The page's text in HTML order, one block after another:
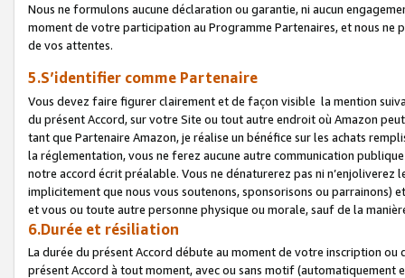
Nous ne formulons aucune déclaration ou garantie, ni aucun
moment de votre participation au Programme Partenaires, et nous
de vos attentes.
5.S’identifier comme Partenaire
Vous devez faire figurer clairement et de façon visible la mention
du présent Accord, sur votre Site ou tout autre endroit où Amazon
tant que Partenaire Amazon, je réalise un bénéfice sur les achats
la réglementation, vous ne ferez aucune autre communication
notre accord écrit préalable. Vous ne dénaturerez pas ni
implicitement que nous vous soutenons, sponsorisons ou parrainons)
et vous ou toute autre personne physique ou morale, sauf de la
6.Durée et résiliation
La durée du présent Accord débute au moment de votre inscription
présent Accord à tout moment, avec ou sans motif (automatiquement